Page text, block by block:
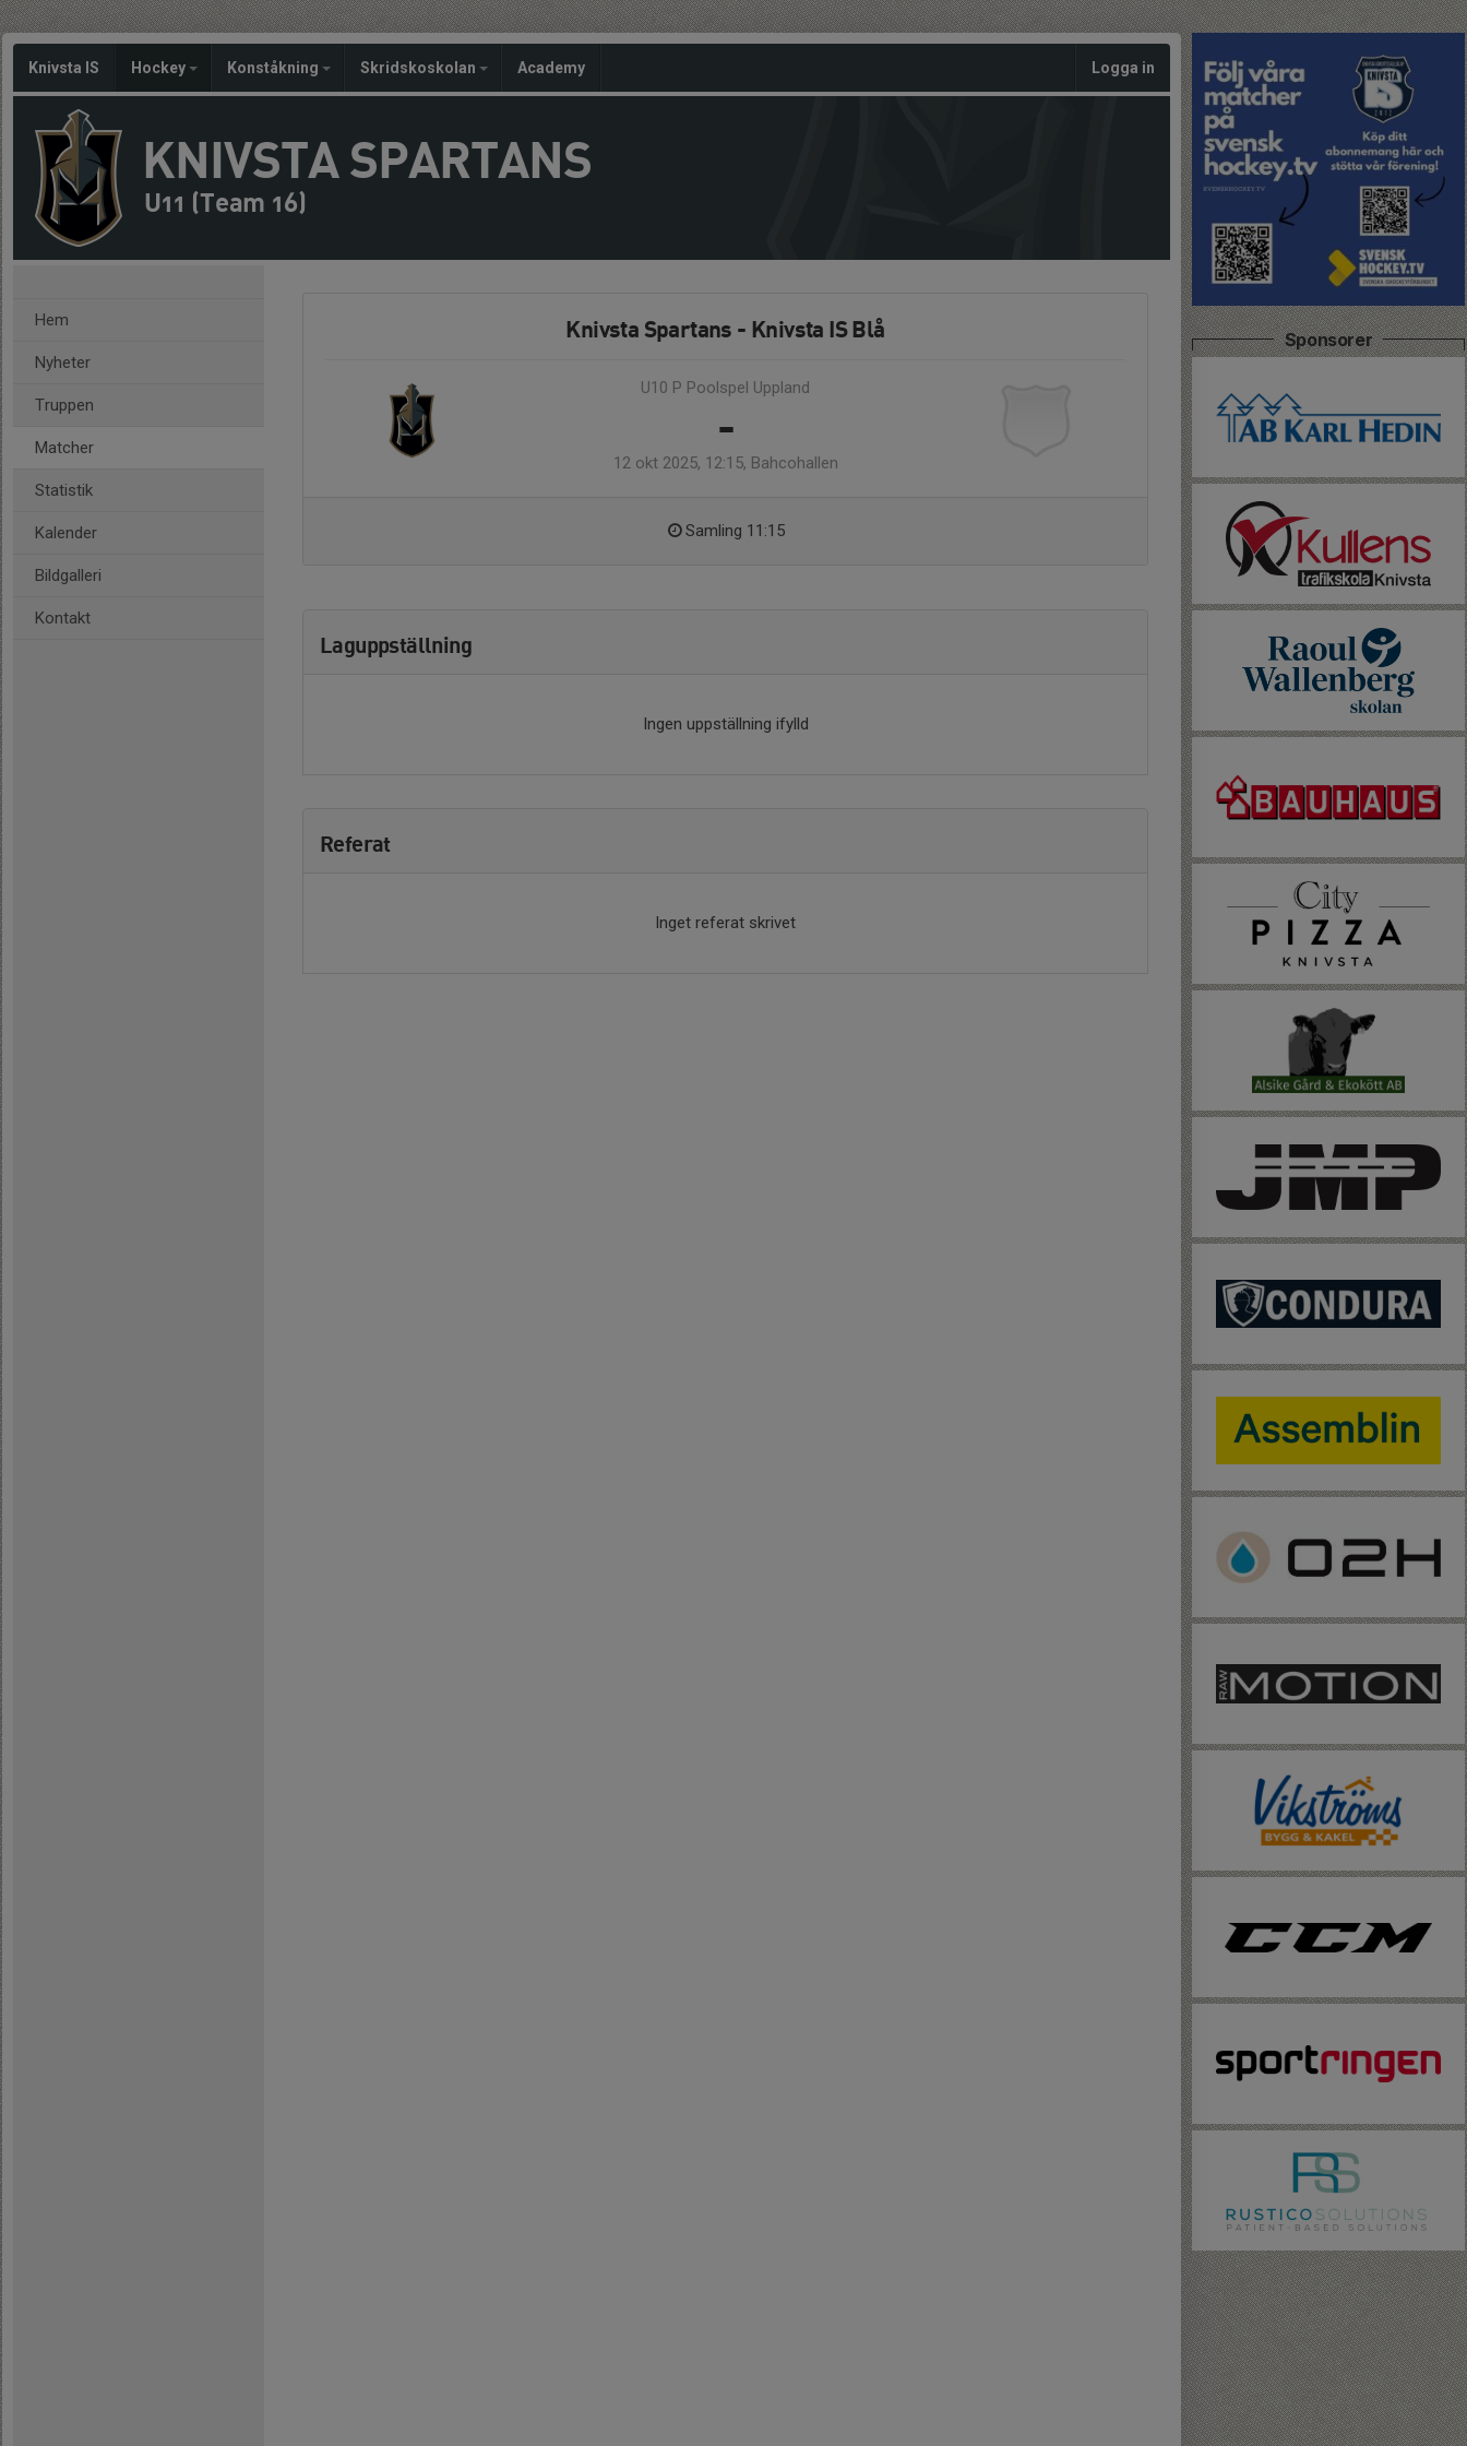
Knivsta IS Hockey Konståkning Skridskoskolan Academy Logga in
KNIVSTA SPARTANS
U11 (Team 16)
Hem
Nyheter
Truppen
Matcher
Statistik
Kalender
Bildgalleri
Kontakt
Knivsta Spartans - Knivsta IS Blå
U10 P Poolspel Uppland
-
12 okt 2025, 12:15, Bahcohallen
Samling 11:15
Laguppställning
Ingen uppställning ifylld
Referat
Inget referat skrivet
Sponsorer